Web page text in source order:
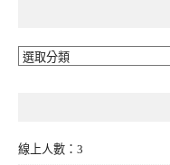
分
線上人數：3